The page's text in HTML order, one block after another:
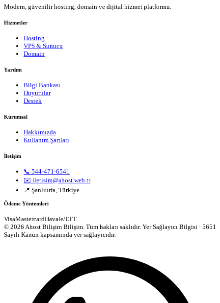
Modern, güvenilir hosting, domain ve dijital hizmet platformu.
Hizmetler
Hosting
VPS & Sunucu
Domain
Yardım
Bilgi Bankası
Duyurular
Destek
Kurumsal
Hakkımızda
Kullanım Şartları
İletişim
📞 544-471-6541
✉️ iletisim@ahost.web.tr
📍 Şanlıurfa, Türkiye
Ödeme Yöntemleri
VisaMastercardHavale/EFT
© 2026 Ahost Bilişim Bilişim. Tüm hakları saklıdır. Yer Sağlayıcı Bilgisi · 5651
Sayılı Kanun kapsamında yer sağlayıcıdır.